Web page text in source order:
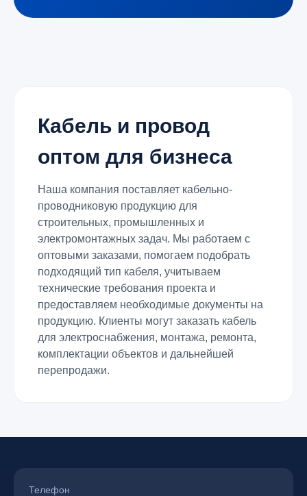
Кабель и провод
оптом для бизнеса
Наша компания поставляет кабельно-
проводниковую продукцию для
строительных, промышленных и
электромонтажных задач. Мы работаем с
оптовыми заказами, помогаем подобрать
подходящий тип кабеля, учитываем
технические требования проекта и
предоставляем необходимые документы на
продукцию. Клиенты могут заказать кабель
для электроснабжения, монтажа, ремонта,
комплектации объектов и дальнейшей
перепродажи.
Телефон